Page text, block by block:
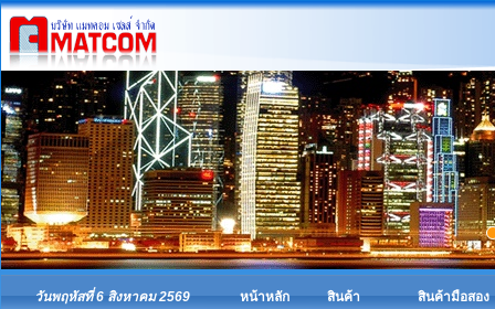
วันพฤหัสที่ 6 สิงหาคม 2569 หน้าหลัก สินค้า สินค้ามือสอง